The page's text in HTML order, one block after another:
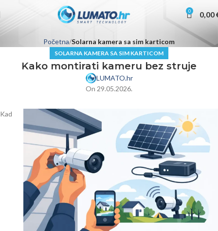
0 0,00
Početna Solarna kamera sa sim karticom
SOLARNA KAMERA SA SIM KARTICOM
Kako montirati kameru bez struje
LUMATO.hr
On 29.05.2026.
Kad